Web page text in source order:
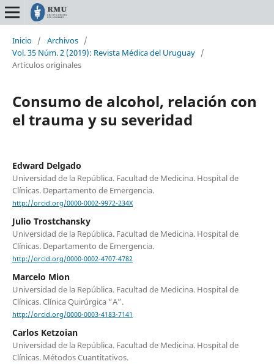
Inicio / Archivos /
Vol. 35 Núm. 2 (2019): Revista Médica del Uruguay /
Artículos originales
Consumo de alcohol, relación con
el trauma y su severidad
Edward Delgado
Universidad de la República. Facultad de Medicina. Hospital de
Clínicas. Departamento de Emergencia.
http://orcid.org/0000-0002-9972-234X
Julio Trostchansky
Universidad de la República. Facultad de Medicina. Hospital de
Clínicas. Departamento de Emergencia.
http://orcid.org/0000-0002-4707-4782
Marcelo Mion
Universidad de la República. Facultad de Medicina. Hospital de
Clínicas. Clínica Quirúrgica “A”.
http://orcid.org/0000-0003-4183-7141
Carlos Ketzoian
Universidad de la República. Facultad de Medicina. Hospital de
Clínicas. Métodos Cuantitativos.